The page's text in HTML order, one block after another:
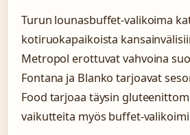
Turun lounasbuffet-valikoima
kotiruokapaikoista
Metropol erottuvat vahvoina
Fontana ja Blanko tarjoavat
Food tarjoaa täysin
vaikutteita myös buffet-